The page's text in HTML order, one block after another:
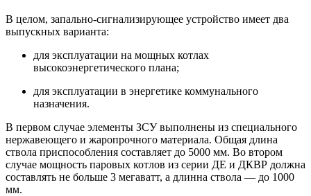
В целом, запально-сигнализирующее устройство имеет два
выпускных варианта:
для эксплуатации на мощных котлах
высокоэнергетического плана;
для эксплуатации в энергетике коммунального
назначения.
В первом случае элементы ЗСУ выполнены из специального
нержавеющего и жаропрочного материала. Общая длина
ствола приспособления составляет до 5000 мм. Во втором
случае мощность паровых котлов из серии ДЕ и ДКВР должна
составлять не больше 3 мегаватт, а длинна ствола — до 1000
мм.